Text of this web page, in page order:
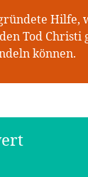
Hilfe,
Tod Christi
können.